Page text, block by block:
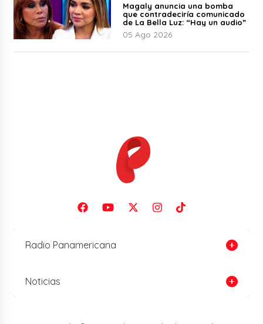
Magaly anuncia una bomba
que contradeciría comunicado
de La Bella Luz: “Hay un audio”
05 Ago 2026
Radio Panamericana
Noticias